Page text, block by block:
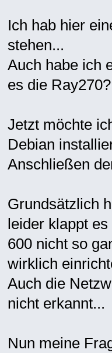
Ich hab hier
stehen...
Auch habe ich
es die Ray270?
Jetzt möchte
Debian
Anschließen
Grundsätzlich
leider klappt
600 nicht so
wirklich
Auch die
nicht erkannt...
Nun meine